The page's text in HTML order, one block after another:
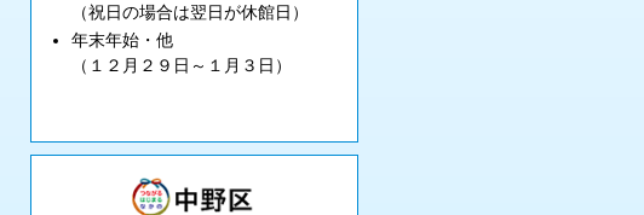
（祝日の場合は翌日が休館日）
年末年始・他
（１２月２９日～１月３日）